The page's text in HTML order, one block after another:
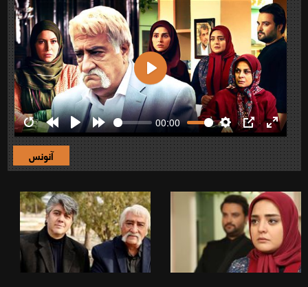
RestartRewind
10s
Play Forward
10s
00:00
Settings
PIP Enter
Play
آنونس